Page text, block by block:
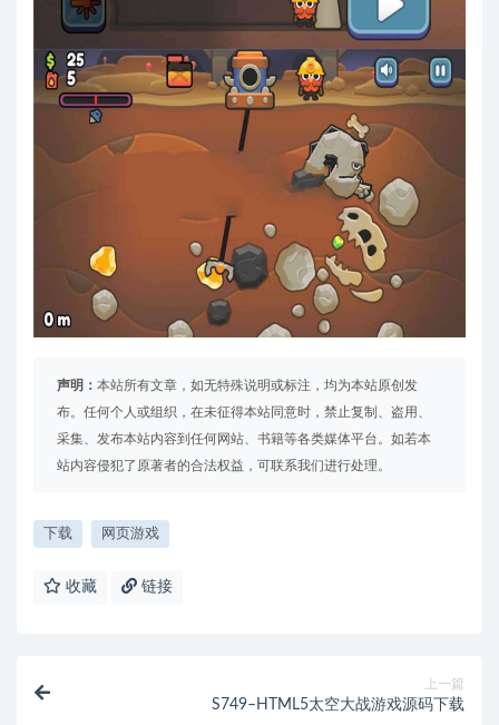
声明： 本站所有文章，如无特殊说明或标注，均为本站原创发
布。任何个人或组织，在未征得本站同意时，禁止复制、盗用、
采集、发布本站内容到任何网站、书籍等各类媒体平台。如若本
站内容侵犯了原著者的合法权益，可联系我们进行处理。
下载 网页游戏
收藏 链接
上一篇
S749–HTML5太空大战游戏源码下载